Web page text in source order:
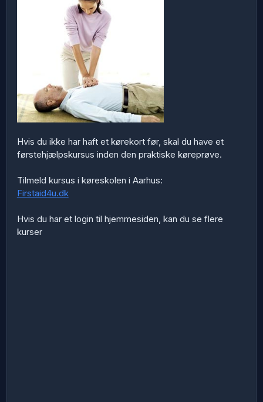
Hvis du ikke har haft et kørekort før, skal du have et
førstehjælpskursus inden den praktiske køreprøve.
Tilmeld kursus i køreskolen i Aarhus:
Firstaid4u.dk
Hvis du har et login til hjemmesiden, kan du se flere
kurser